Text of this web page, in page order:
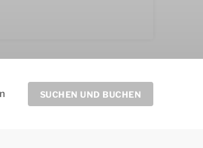
SUCHEN UND BUCHEN